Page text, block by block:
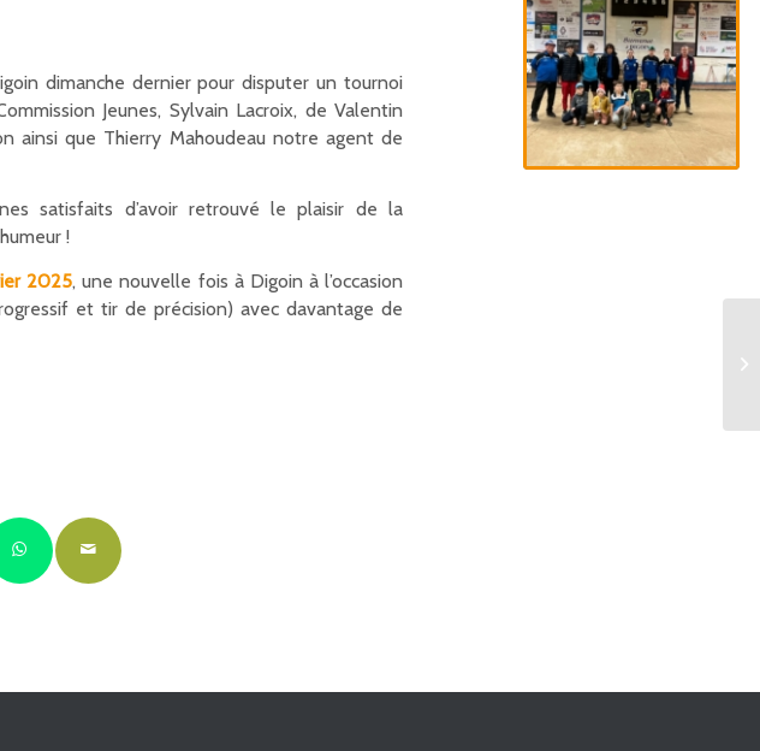
dimanche dernier pour disputer un tournoi
Jeunes, Sylvain Lacroix, de Valentin
ainsi que Thierry Mahoudeau notre agent de
satisfaits d’avoir retrouvé le plaisir de la
!
2025, une nouvelle fois à Digoin à l’occasion
et tir de précision) avec davantage de